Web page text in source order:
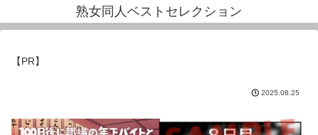
熟女同人ベストセレクション
【PR】
2025.08.25